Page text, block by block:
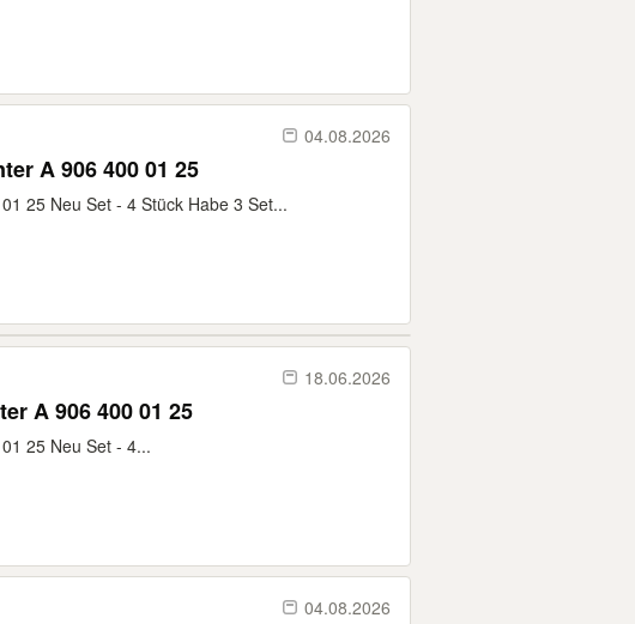
04.08.2026
A 906 400 01 25
25 Neu Set - 4 Stück Habe 3 Set...
18.06.2026
A 906 400 01 25
25 Neu Set - 4...
04.08.2026